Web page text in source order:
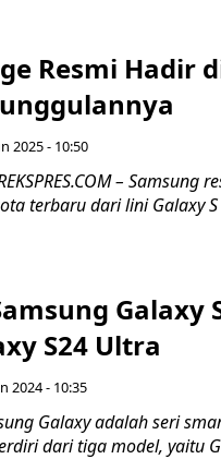
Resmi Hadir
2025 - 10:50
–
terbaru dari lini Galaxy
Galaxy
S24 Ultra
2024 - 10:35
Galaxy adalah seri
dari tiga model, yaitu